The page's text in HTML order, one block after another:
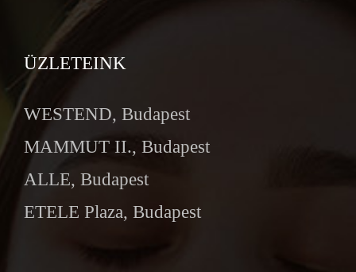
ÜZLETEINK
WESTEND, Budapest
MAMMUT II., Budapest
ALLE, Budapest
ETELE Plaza, Budapest